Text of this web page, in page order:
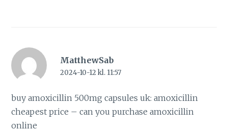
MatthewSab
2024-10-12 kl. 11:57
buy amoxicillin 500mg capsules uk:amoxicillin
cheapest price – can you purchase amoxicillin
online